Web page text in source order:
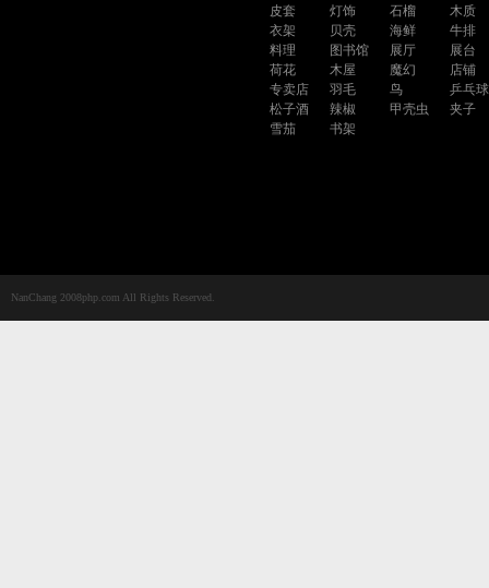
皮套
灯饰 石榴
木质
衣架
贝壳 海鲜
牛排
料理
图书馆 展厅
展台
荷花
木屋 魔幻
店铺
专卖店
羽毛 鸟
乒乓球
松子酒
辣椒 甲壳虫
夹子
雪茄
书架
NanChang 2008php.com All Rights Reserved.